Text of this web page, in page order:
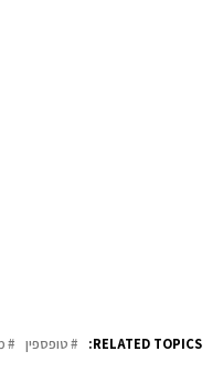
RELATED TOPICS: טופספין